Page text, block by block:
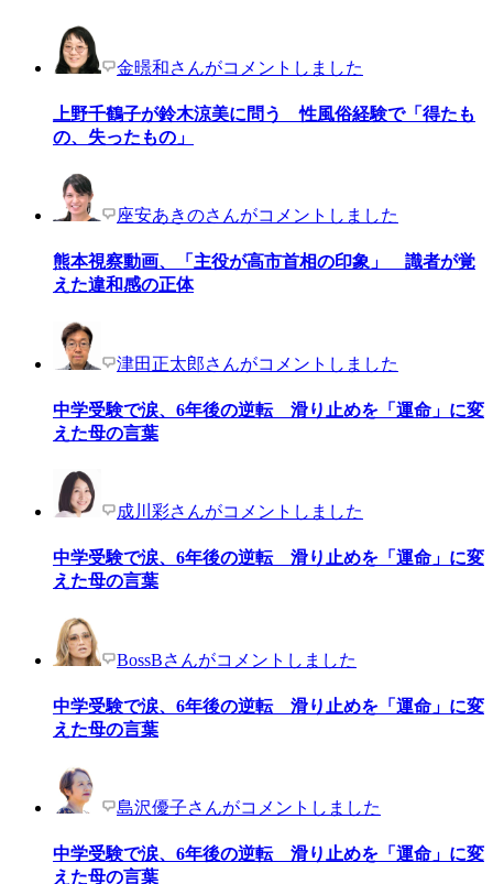
金暻和さんがコメントしました
上野千鶴子が鈴木涼美に問う 性風俗経験で「得たも
の、失ったもの」
座安あきのさんがコメントしました
熊本視察動画、「主役が高市首相の印象」 識者が覚
えた違和感の正体
津田正太郎さんがコメントしました
中学受験で涙、6年後の逆転 滑り止めを「運命」に変
えた母の言葉
成川彩さんがコメントしました
中学受験で涙、6年後の逆転 滑り止めを「運命」に変
えた母の言葉
BossBさんがコメントしました
中学受験で涙、6年後の逆転 滑り止めを「運命」に変
えた母の言葉
島沢優子さんがコメントしました
中学受験で涙、6年後の逆転 滑り止めを「運命」に変
えた母の言葉